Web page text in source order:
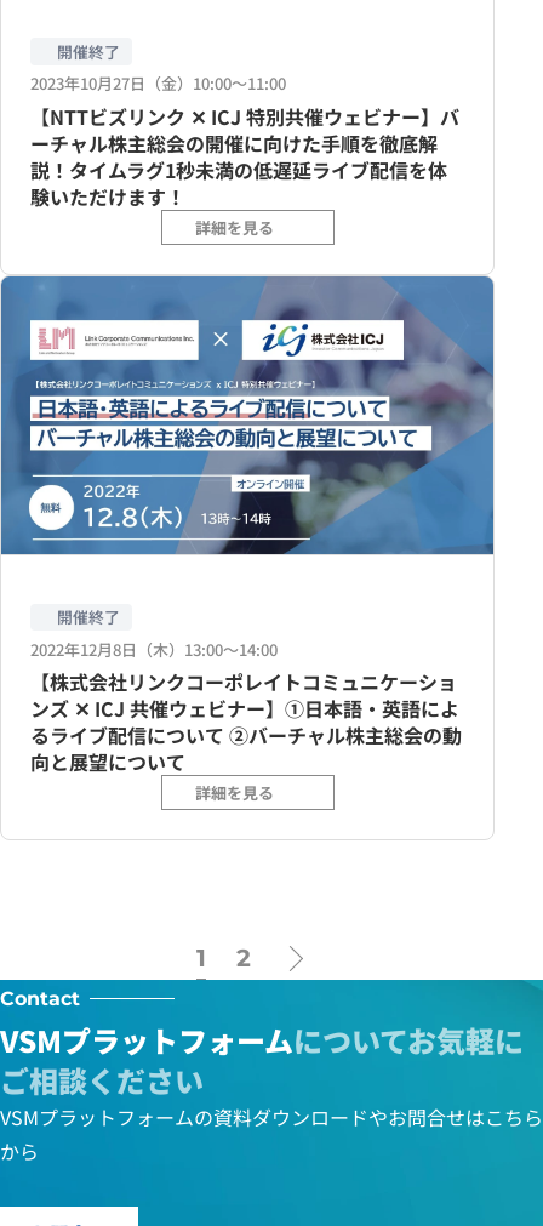
開催終了
2023年10月27日（金）10:00〜11:00
【NTTビズリンク ✕ ICJ 特別共催ウェビナー】バ
ーチャル株主総会の開催に向けた手順を徹底解
説！タイムラグ1秒未満の低遅延ライブ配信を体
験いただけます！
詳細を見る
開催終了
2022年12月8日（木）13:00〜14:00
【株式会社リンクコーポレイトコミュニケーショ
ンズ ✕ ICJ 共催ウェビナー】①日本語・英語によ
るライブ配信について ②バーチャル株主総会の動
向と展望について
詳細を見る
1 2
Contact
VSMプラットフォームについてお気軽に
ご相談ください
VSMプラットフォームの資料ダウンロードやお問合せはこちら
から